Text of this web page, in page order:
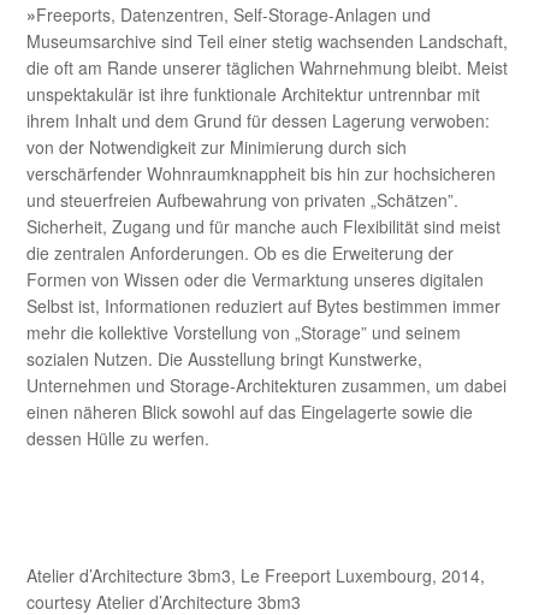
»Freeports, Datenzentren, Self-Storage-Anlagen und
Museumsarchive sind Teil einer stetig wachsenden Landschaft,
die oft am Rande unserer täglichen Wahrnehmung bleibt. Meist
unspektakulär ist ihre funktionale Architektur untrennbar mit
ihrem Inhalt und dem Grund für dessen Lagerung verwoben:
von der Notwendigkeit zur Minimierung durch sich
verschärfender Wohnraumknappheit bis hin zur hochsicheren
und steuerfreien Aufbewahrung von privaten „Schätzen”.
Sicherheit, Zugang und für manche auch Flexibilität sind meist
die zentralen Anforderungen.Ob es die Erweiterung der
Formen von Wissen oder die Vermarktung unseres digitalen
Selbst ist, Informationen reduziert auf Bytes bestimmen immer
mehr die kollektive Vorstellung von „Storage” und seinem
sozialen Nutzen. Die Ausstellung bringt Kunstwerke,
Unternehmen und Storage-Architekturen zusammen, um dabei
einen näheren Blick sowohl auf das Eingelagerte sowie die
dessen Hülle zu werfen.
Atelier d’Architecture 3bm3, Le Freeport Luxembourg, 2014,
courtesy Atelier d’Architecture 3bm3